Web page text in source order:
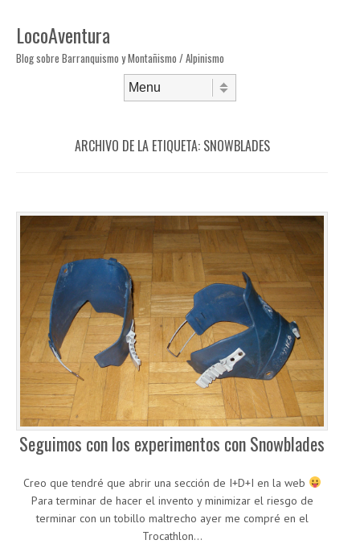
LocoAventura
Blog sobre Barranquismo y Montañismo / Alpinismo
ARCHIVO DE LA ETIQUETA: SNOWBLADES
Seguimos con los experimentos con Snowblades
Creo que tendré que abrir una sección de I+D+I en la web
Para terminar de hacer el invento y minimizar el riesgo de
terminar con un tobillo maltrecho ayer me compré en el
Trocathlon…